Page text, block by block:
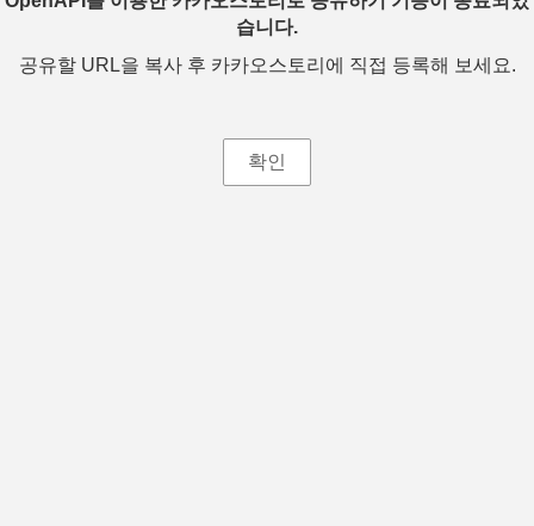
습니다.
공유할 URL을 복사 후 카카오스토리에 직접 등록해 보세요.
확인